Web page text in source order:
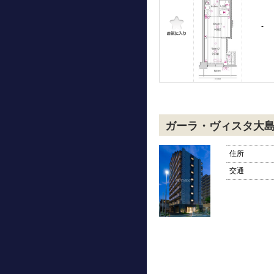
-
ガーラ・ヴィスタ大
住所
交通